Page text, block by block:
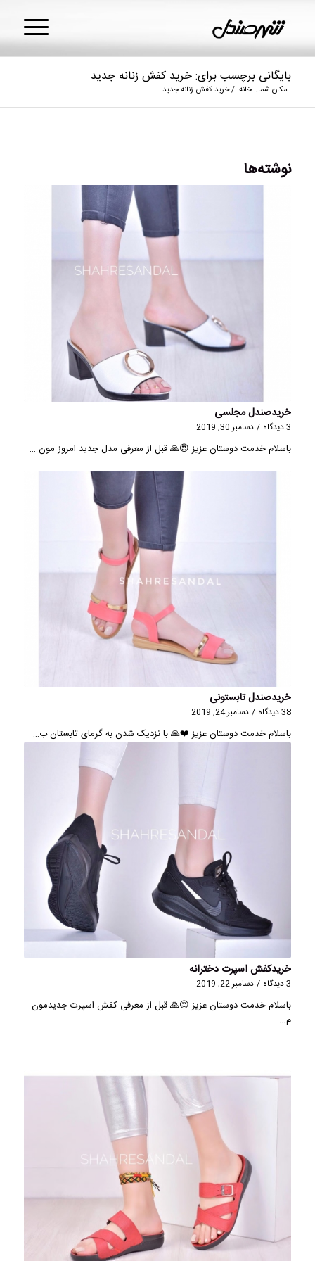
بایگانی برچسب برای: خرید کفش زنانه جدید
مکان شما: خانه /خرید کفش زنانه جدید
نوشته‌ها
خریدصندل مجلسی
3 دیدگاه / دسامبر 30, 2019
باسلام خدمت دوستان عزیز 😍🙏 قبل از معرفی مدل جدید امروز مون …
خریدصندل تابستونی
38 دیدگاه / دسامبر 24, 2019
باسلام خدمت دوستان عزیز ❤️🙏 با نزدیک شدن به گرمای تابستان ب…
خریدکفش اسپرت دخترانه
3 دیدگاه / دسامبر 22, 2019
باسلام خدمت دوستان عزیز 😍🙏 قبل از معرفی کفش اسپرت جدیدمون
م…